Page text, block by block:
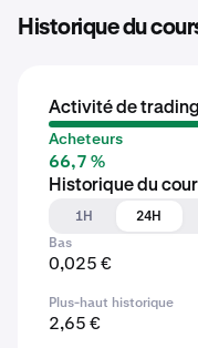
Historique du
Activité de
Acheteurs
66,7 %
Historique du
1H
24H
Bas
0,025 €
Plus-haut historique
2,65 €